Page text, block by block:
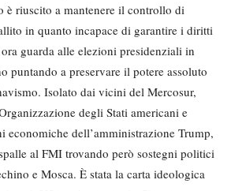
è riuscito a mantenere il controllo di
in quanto incapace di garantire i diritti
guarda alle elezioni presidenziali in
puntando a preservare il potere assoluto
Isolato dai vicini del Mercosur,
degli Stati americani e
economiche dell’amministrazione Trump,
al FMI trovando però sostegni politici
e Mosca. È stata la carta ideologica